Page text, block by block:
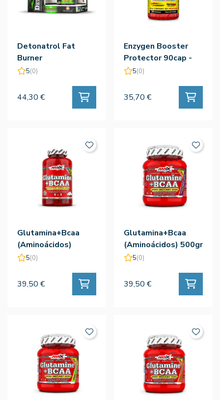
Detonatrol Fat
Burner
(Quemagrasa) 90cap
5(0)
44,30 €
Enzygen Booster
Protector 90cap -
Amix
5(0)
35,70 €
Glutamina+Bcaa
(Aminoácidos)
360cap - Amix
5(0)
39,50 €
Glutamina+Bcaa
(Aminoácidos) 500gr
Frutas Bosque -
5(0)
39,50 €